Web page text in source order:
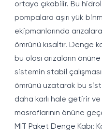
ortaya çıkabilir. Bu
pompalara aşırı yük
ekipmanlarında
ömrünü kısaltır. Denge
bu olası arızaların
sistemin stabil
ömrünü uzatarak bu
daha karlı hale getirir
masraflarının önüne
MIT Paket Denge Kabı: